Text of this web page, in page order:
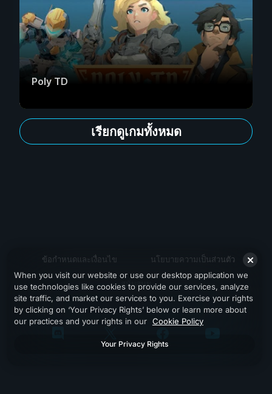
Poly TD
เรียกดูเกมทั้งหมด
ข้อกำหนดและเงื่อนไข นโยบายความเป็นส่วนตัว
สนับสนุน
When you visit our website or use our desktop application we
use technologies like cookies to provide our services, analyze
site traffic, and market our services to you. Exercise your rights
by clicking on ‘Your Privacy Rights’ below or learn more about
our practices and your rights in our Cookie Policy
Your Privacy Rights